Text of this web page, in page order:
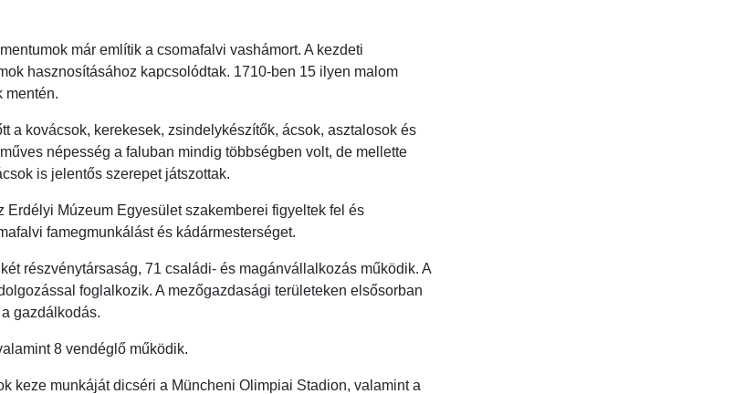
már említik a csomafalvi vashámort. A kezdeti
hasznosításához kapcsolódtak. 1710-ben 15 ilyen malom
mentén.
a kovácsok, kerekesek, zsindelykészítők, ácsok, asztalosok és
népesség a faluban mindig többségben volt, de mellette
is jelentős szerepet játszottak.
Erdélyi Múzeum Egyesület szakemberei figyeltek fel és
famegmunkálást és kádármesterséget.
részvénytársaság, 71 családi- és magánvállalkozás működik. A
foglalkozik. A mezőgazdasági területeken elsősorban
gazdálkodás.
8 vendéglő működik.
keze munkáját dicséri a Müncheni Olimpiai Stadion, valamint a